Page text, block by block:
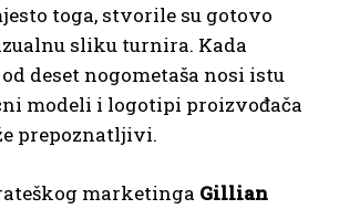
toga, stvorile su gotovo
sliku turnira. Kada
deset nogometaša nosi istu
modeli i logotipi proizvođača
prepoznatljivi.
marketinga Gillian